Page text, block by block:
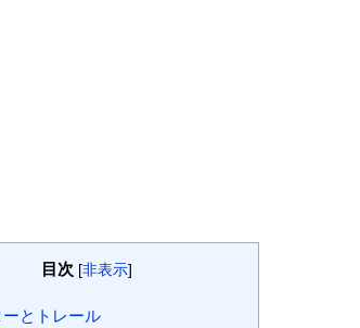
目次 [非表示]
とトレール